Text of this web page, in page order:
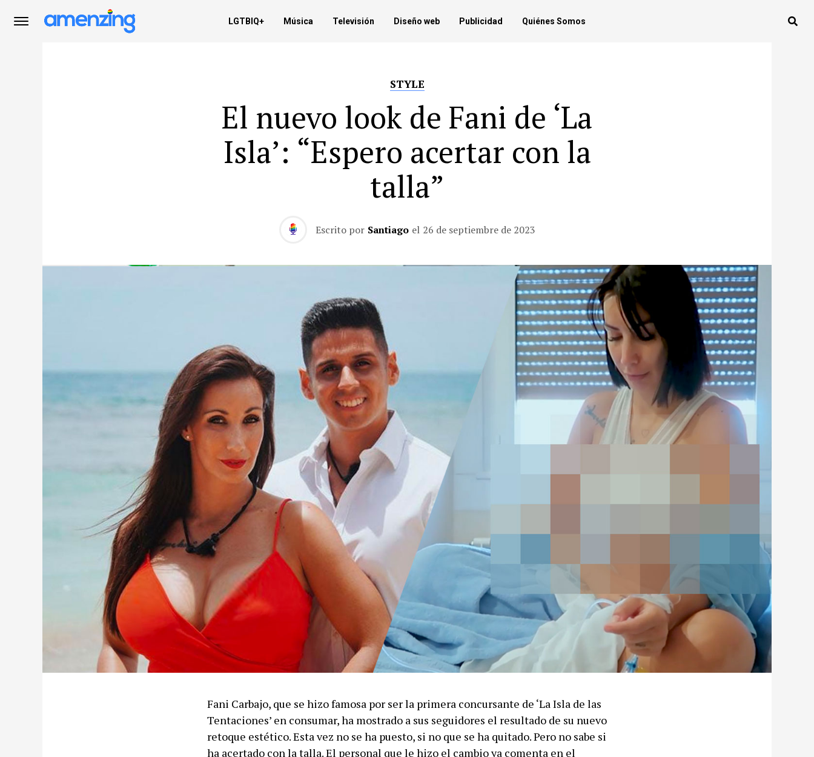
LGTBIQ+ Música Televisión Diseño web Publicidad Quiénes Somos
STYLE
El nuevo look de Fani de ‘La
Isla’: “Espero acertar con la
talla”
Escrito por Santiago el 26 de septiembre de 2023
Fani Carbajo, que se hizo famosa por ser la primera concursante de ‘La Isla de las
Tentaciones’ en consumar, ha mostrado a sus seguidores el resultado de su nuevo
retoque estético. Esta vez no se ha puesto, si no que se ha quitado. Pero no sabe si
ha acertado con la talla. El personal que le hizo el cambio ya comenta en el